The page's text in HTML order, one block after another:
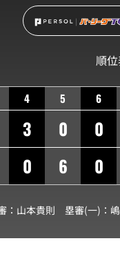
順
4 5 6
3 0 0
0 6 0
： 山本貴則 塁審(一)：